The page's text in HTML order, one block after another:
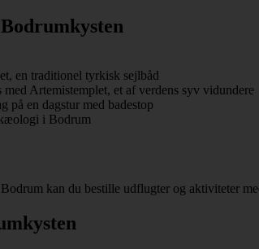
en traditionel tyrkisk sejlbåd
Artemistemplet, et af verdens syv vidundere
på en dagstur med badestop
i Bodrum
kan du bestille udflugter og aktiviteter